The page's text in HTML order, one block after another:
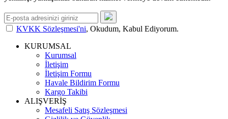
KVKK Sözleşmesi'ni, Okudum, Kabul Ediyorum.
KURUMSAL
Kurumsal
İletişim
İletişim Formu
Havale Bildirim Formu
Kargo Takibi
ALIŞVERİŞ
Mesafeli Satış Sözleşmesi